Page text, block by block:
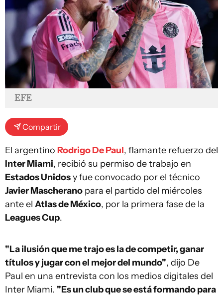
EFE
Compartir
El argentino Rodrigo De Paul, flamante refuerzo del
Inter Miami, recibió su permiso de trabajo en
Estados Unidosy fue convocado por el técnico
Javier Mascherano para el partido del miércoles
ante el Atlas de México, por la primera fase de la
Leagues Cup.
"La ilusión que me trajo es la de competir, ganar
títulos y jugar con el mejor del mundo", dijo De
Paul en una entrevista con los medios digitales del
Inter Miami. "Es un club que se está formando para